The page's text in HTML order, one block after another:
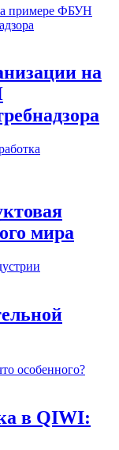
на
мира
в QIWI: